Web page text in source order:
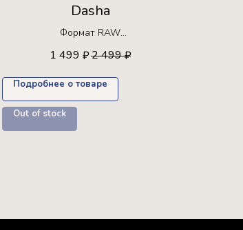
Dasha
Формат RAW
Доступна для покупки только 30 раз
1 499 ₽2 499₽
Подробнее о товаре
Out of stock